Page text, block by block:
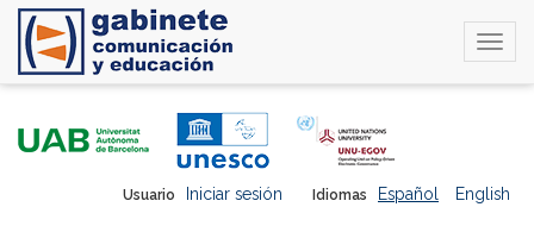
Idiomas Español English
Usuario Iniciar sesión